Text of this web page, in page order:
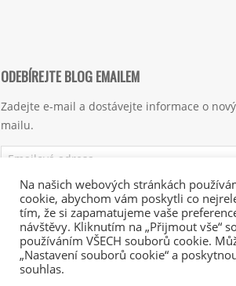
ODEBÍREJTE BLOG EMAILEM
Zadejte e-mail a dostávejte informace o
mailu.
Emailová
Přihlásit se k odběru
Na našich webových stránkách
cookie, abychom vám poskytli co
tím, že si zapamatujeme vaše
návštěvy. Kliknutím na „Přijmout vše“
používáním VŠECH souborů cookie.
„Nastavení souborů cookie“ a
souhlas.